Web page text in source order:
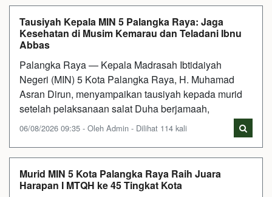
Tausiyah Kepala MIN 5 Palangka Raya: Jaga
Kesehatan di Musim Kemarau dan Teladani Ibnu
Abbas
Palangka Raya — Kepala Madrasah Ibtidaiyah
Negeri (MIN) 5 Kota Palangka Raya, H. Muhamad
Asran Dirun, menyampaikan tausiyah kepada murid
setelah pelaksanaan salat Duha berjamaah,
06/08/2026 09:35 - Oleh Admin - Dilihat 114 kali
Murid MIN 5 Kota Palangka Raya Raih Juara
Harapan I MTQH ke 45 Tingkat Kota